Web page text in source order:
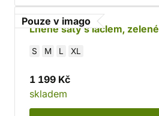
Pouze v imago
Lněné šaty s laclem, zelené
S M L XL
1 199 Kč
skladem